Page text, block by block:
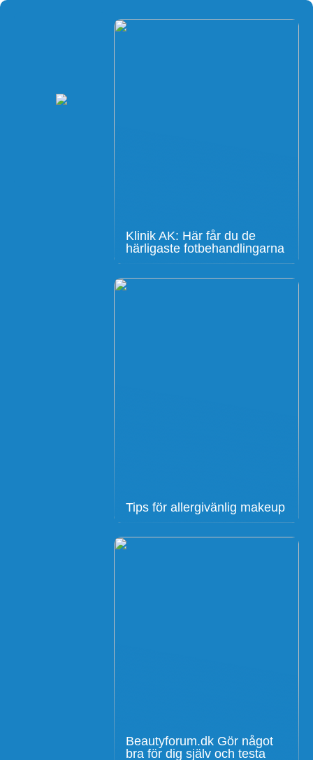
Klinik AK: Här får du de
härligaste fotbehandlingarna
Tips för allergivänlig makeup
Beautyforum.dk Gör något
bra för dig själv och testa